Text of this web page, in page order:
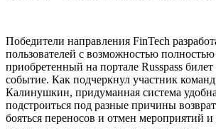
Победители направления FinTech
пользователей с возможностью полностью
приобретенный на портале Russpass
событие. Как подчеркнул участник
Калинушкин, придуманная система
подстроиться под разные причины
бояться переносов и отмен мероприятий